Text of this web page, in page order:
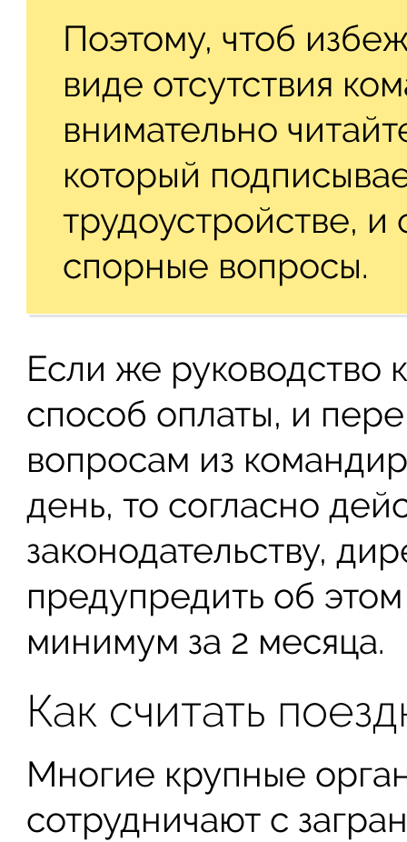
Поэтому, чтоб
виде отсутствия
внимательно
который
трудоустройстве, и
спорные вопросы.
Если же руководство
способ оплаты, и
вопросам из
день, то согласно
законодательству,
предупредить об
минимум за 2 месяца.
Как считать
Многие крупные
сотрудничают с